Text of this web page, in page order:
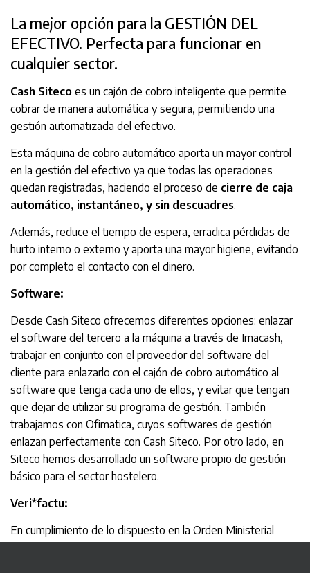
La mejor opción para la GESTIÓN DEL
EFECTIVO. Perfecta para funcionar en
cualquier sector.
Cash Siteco es un cajón de cobro inteligente que permite
cobrar de manera automática y segura, permitiendo una
gestión automatizada del efectivo.
Esta máquina de cobro automático aporta un mayor control
en la gestión del efectivo ya que todas las operaciones
quedan registradas, haciendo el proceso de cierre de caja
automático, instantáneo, y sin descuadres.
Además, reduce el tiempo de espera, erradica pérdidas de
hurto interno o externo y aporta una mayor higiene, evitando
por completo el contacto con el dinero.
Software:
Desde Cash Siteco ofrecemos diferentes opciones: enlazar
el software del tercero a la máquina a través de Imacash,
trabajar en conjunto con el proveedor del software del
cliente para enlazarlo con el cajón de cobro automático al
software que tenga cada uno de ellos, y evitar que tengan
que dejar de utilizar su programa de gestión. También
trabajamos con Ofimatica, cuyos softwares de gestión
enlazan perfectamente con Cash Siteco. Por otro lado, en
Siteco hemos desarrollado un software propio de gestión
básico para el sector hostelero.
Veri*factu:
En cumplimiento de lo dispuesto en la Orden Ministerial